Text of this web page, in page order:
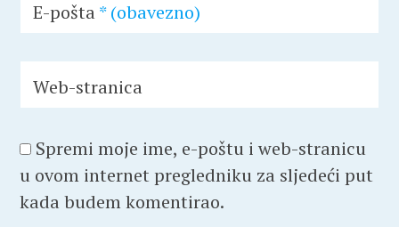
E-pošta * (obavezno)
Web-stranica
Spremi moje ime, e-poštu i web-stranicu
u ovom internet pregledniku za sljedeći put
kada budem komentirao.